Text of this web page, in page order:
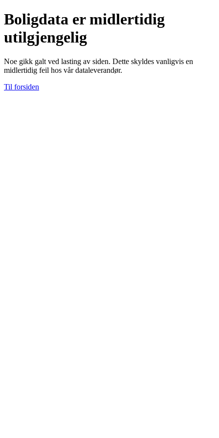
Boligdata er midlertidig
utilgjengelig
Noe gikk galt ved lasting av siden. Dette skyldes vanligvis en
midlertidig feil hos vår dataleverandør.
Til forsiden